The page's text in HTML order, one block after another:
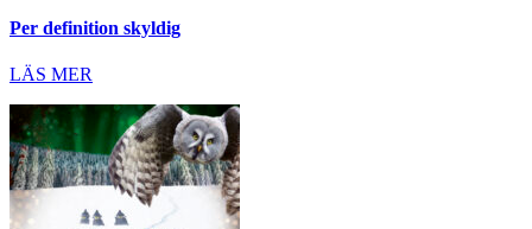
Per definition skyldig
LÄS MER